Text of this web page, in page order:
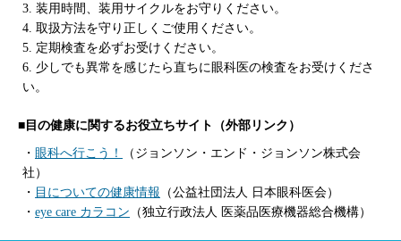
3. 装用時間、装用サイクルをお守りください。
4. 取扱方法を守り正しくご使用ください。
5. 定期検査を必ずお受けください。
6. 少しでも異常を感じたら直ちに眼科医の検査をお受けくださ
い。
■目の健康に関するお役立ちサイト（外部リンク）
・ 眼科へ行こう！
（ジョンソン・エンド・ジョンソン株式会
社）
・ 目についての健康情報 （公益社団法人 日本眼科医会）
・ eye care カラコン （独立行政法人 医薬品医療機器総合機構）